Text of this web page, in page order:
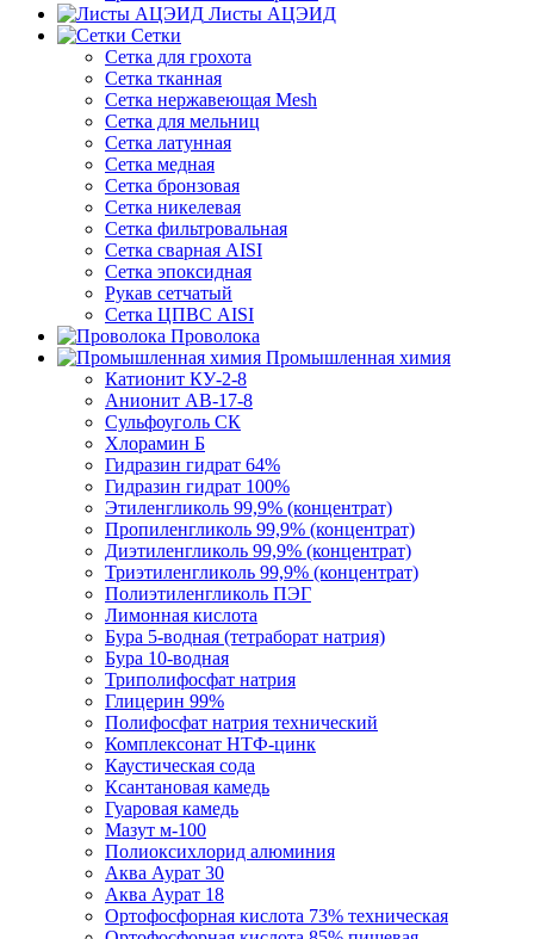
Листы АЦЭИД
Сетки
Сетка для грохота
Сетка тканная
Сетка нержавеющая Mesh
Сетка для мельниц
Сетка латунная
Сетка медная
Сетка бронзовая
Сетка никелевая
Сетка фильтровальная
Сетка сварная AISI
Сетка эпоксидная
Рукав сетчатый
Сетка ЦПВС AISI
Проволока
Промышленная химия
Катионит КУ-2-8
Анионит АВ-17-8
Сульфоуголь СК
Хлорамин Б
Гидразин гидрат 64%
Гидразин гидрат 100%
Этиленгликоль 99,9% (концентрат)
Пропиленгликоль 99,9% (концентрат)
Диэтиленгликоль 99,9% (концентрат)
Триэтиленгликоль 99,9% (концентрат)
Полиэтиленгликоль ПЭГ
Лимонная кислота
Бура 5-водная (тетраборат натрия)
Бура 10-водная
Триполифосфат натрия
Глицерин 99%
Полифосфат натрия технический
Комплексонат НТФ-цинк
Каустическая сода
Ксантановая камедь
Гуаровая камедь
Мазут м-100
Полиоксихлорид алюминия
Аква Аурат 30
Аква Аурат 18
Ортофосфорная кислота 73% техническая